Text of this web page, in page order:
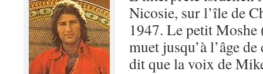
Nicosie, sur l’île de
1947. Le petit
muet jusqu’à l’âge
dit que la voix de